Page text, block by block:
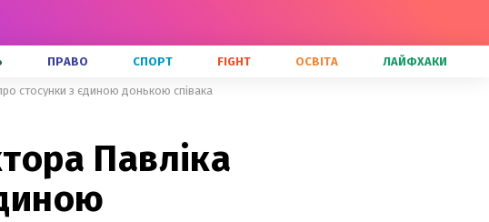
ПРАВО СПОРТ FIGHT ОСВІТА ЛАЙФХАКИ
стосунки з єдиною донькою співака
Павліка